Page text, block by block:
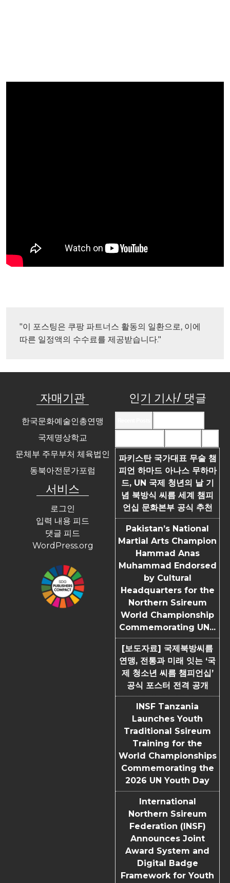
"이 포스팅은 쿠팡 파트너스 활동의 일환으로, 이에
따른 일정액의 수수료를 제공받습니다."
자매기관
한국문화예술인총연맹
국제명상학교
문체부 주무부처 체육법인
동북아전문가포럼
서비스
로그인
입력 내용 피드
댓글 피드
WordPress.org
인기 기사/ 댓글
파키스탄 국가대표 무술 챔
피언 하마드 아나스 무하마
드, UN 국제 청년의 날 기
념 북방식 씨름 세계 챔피
언십 문화본부 공식 추천
Pakistan’s National
Martial Arts Champion
Hammad Anas
Muhammad Endorsed
by Cultural
Headquarters for the
Northern Ssireum
World Championship
Commemorating UN...
[보도자료] 국제북방씨름
연맹, 전통과 미래 잇는 ‘국
제 청소년 씨름 챔피언십’
공식 포스터 전격 공개
INSF Tanzania
Launches Youth
Traditional Ssireum
Training for the
World Championships
Commemorating the
2026 UN Youth Day
International
Northern Ssireum
Federation (INSF)
Announces Joint
Award System and
Digital Badge
Framework for Youth